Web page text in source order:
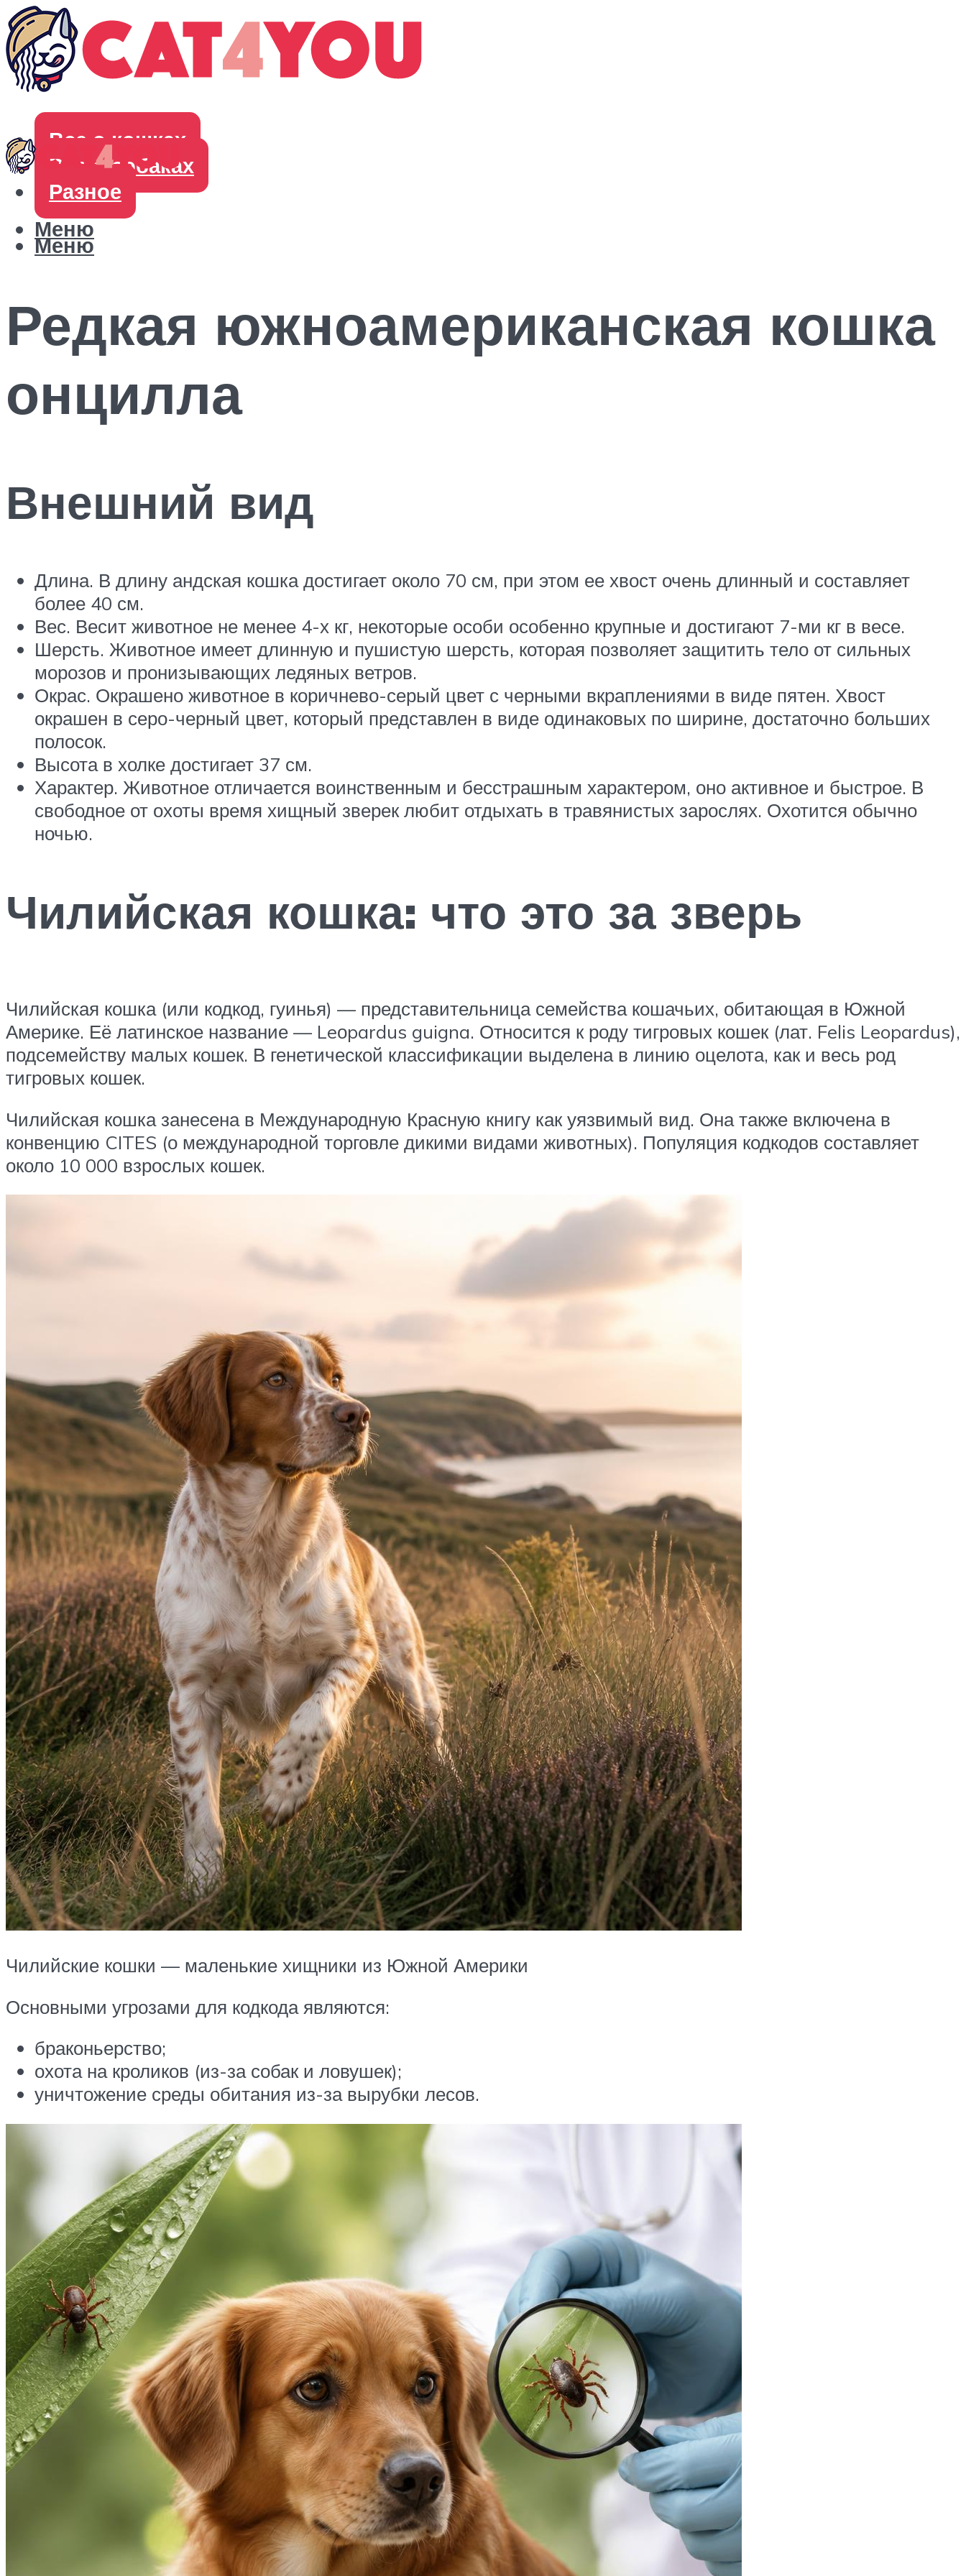
Все о кошках
Все о собаках
Разное
Меню
Меню
Редкая южноамериканская кошка
онцилла
Внешний вид
Длина. В длину андская кошка достигает около 70 см, при этом ее хвост очень длинный и составляет
более 40 см.
Вес. Весит животное не менее 4-х кг, некоторые особи особенно крупные и достигают 7-ми кг в весе.
Шерсть. Животное имеет длинную и пушистую шерсть, которая позволяет защитить тело от сильных
морозов и пронизывающих ледяных ветров.
Окрас. Окрашено животное в коричнево-серый цвет с черными вкраплениями в виде пятен. Хвост
окрашен в серо-черный цвет, который представлен в виде одинаковых по ширине, достаточно больших
полосок.
Высота в холке достигает 37 см.
Характер. Животное отличается воинственным и бесстрашным характером, оно активное и быстрое. В
свободное от охоты время хищный зверек любит отдыхать в травянистых зарослях. Охотится обычно
ночью.
Чилийская кошка: что это за зверь
Чилийская кошка (или кодкод, гуинья) — представительница семейства кошачьих, обитающая в Южной
Америке. Её латинское название — Leоpardus guigna. Относится к роду тигровых кошек (лат. Felis Leopardus),
подсемейству малых кошек. В генетической классификации выделена в линию оцелота, как и весь род
тигровых кошек.
Чилийская кошка занесена в Международную Красную книгу как уязвимый вид. Она также включена в
конвенцию CITES (о международной торговле дикими видами животных). Популяция кодкодов составляет
около 10 000 взрослых кошек.
Чилийские кошки — маленькие хищники из Южной Америки
Основными угрозами для кодкода являются:
браконьерство;
охота на кроликов (из-за собак и ловушек);
уничтожение среды обитания из-за вырубки лесов.